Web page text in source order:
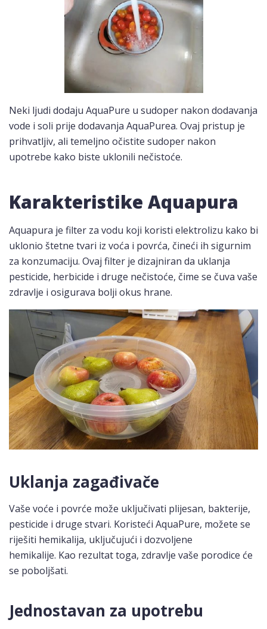
Neki ljudi dodaju AquaPure u sudoper nakon dodavanja
vode i soli prije dodavanja AquaPurea. Ovaj pristup je
prihvatljiv, ali temeljno očistite sudoper nakon
upotrebe kako biste uklonili nečistoće.
Karakteristike Aquapura
Aquapura je filter za vodu koji koristi elektrolizu kako bi
uklonio štetne tvari iz voća i povrća, čineći ih sigurnim
za konzumaciju. Ovaj filter je dizajniran da uklanja
pesticide, herbicide i druge nečistoće, čime se čuva vaše
zdravlje i osigurava bolji okus hrane.
Uklanja zagađivače
Vaše voće i povrće može uključivati ​​plijesan, bakterije,
pesticide i druge stvari. Koristeći AquaPure, možete se
riješiti hemikalija, uključujući i dozvoljene
hemikalije. Kao rezultat toga, zdravlje vaše porodice će
se poboljšati.
Jednostavan za upotrebu